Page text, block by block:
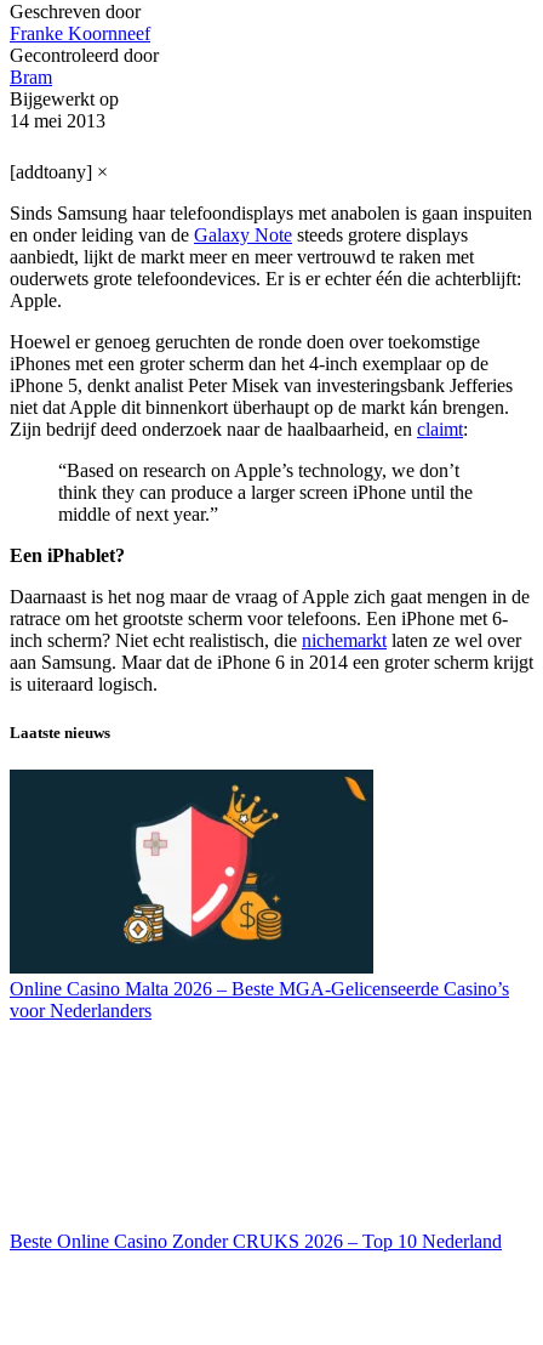
Geschreven door
Franke Koornneef
Gecontroleerd door
Bram
Bijgewerkt op
14 mei 2013
[addtoany] ×
Sinds Samsung haar telefoondisplays met anabolen is gaan inspuiten
en onder leiding van de Galaxy Note steeds grotere displays
aanbiedt, lijkt de markt meer en meer vertrouwd te raken met
ouderwets grote telefoondevices. Er is er echter één die achterblijft:
Apple.
Hoewel er genoeg geruchten de ronde doen over toekomstige
iPhones met een groter scherm dan het 4-inch exemplaar op de
iPhone 5, denkt analist Peter Misek van investeringsbank Jefferies
niet dat Apple dit binnenkort überhaupt op de markt kán brengen.
Zijn bedrijf deed onderzoek naar de haalbaarheid, en claimt:
“Based on research on Apple’s technology, we don’t
think they can produce a larger screen iPhone until the
middle of next year.”
Een iPhablet?
Daarnaast is het nog maar de vraag of Apple zich gaat mengen in de
ratrace om het grootste scherm voor telefoons. Een iPhone met 6-
inch scherm? Niet echt realistisch, die nichemarktlaten ze wel over
aan Samsung. Maar dat de iPhone 6 in 2014 een groter scherm krijgt
is uiteraard logisch.
Laatste nieuws
Online Casino Malta 2026 – Beste MGA-Gelicenseerde Casino’s
voor Nederlanders
Beste Online Casino Zonder CRUKS 2026 – Top 10 Nederland